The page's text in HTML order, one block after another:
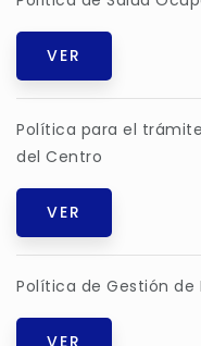
VER
Política para el
del Centro
VER
Política de Gestión de
VER